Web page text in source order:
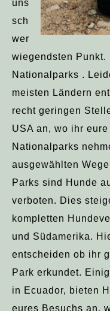
uns
sch
wer
wiegendsten Punkt.
Nationalparks .
meisten Ländern
recht geringen
USA an, wo ihr
Nationalparks
ausgewählten
Parks sind Hunde
verboten. Dies
kompletten
und Südamerika.
entscheiden ob ihr
Park erkundet.
in Ecuador, bieten
eures Besuchs an,